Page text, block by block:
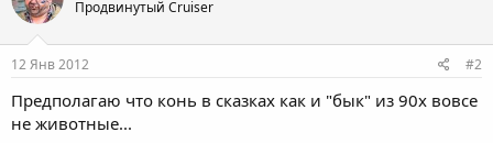
Продвинутый Cruiser
12 Янв 2012 #2
Предполагаю что конь в сказках как и "бык" из 90х вовсе
не животные...